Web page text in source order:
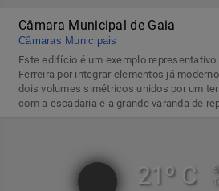
Câmara Municipal de Gaia
Câmaras Municipais
Este edifício é um exemplo representativo
Ferreira por integrar elementos já
dois volumes simétricos unidos por um
com a escadaria e a grande varanda de
21º C